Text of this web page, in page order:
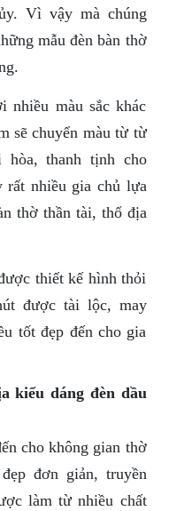
Vì vậy mà chúng
mẫu đèn bàn thờ
nhiều màu sắc khác
sẽ chuyển màu từ từ
hòa, thanh tịnh cho
rất nhiều gia chủ lựa
thờ thần tài, thổ địa
thiết kế hình thỏi
được tài lộc, may
tốt đẹp đến cho gia
kiểu dáng đèn dầu
cho không gian thờ
đơn giản, truyền
làm từ nhiều chất